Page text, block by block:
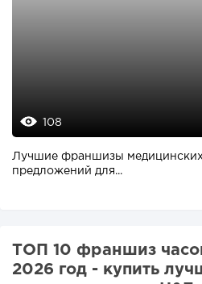
108
Лучшие франшизы медицинских
предложений для...
ТОП 10 франшиз
2026 год - купить